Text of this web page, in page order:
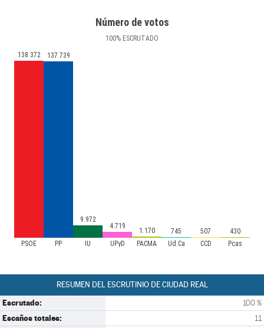
Número de votos
100% ESCRUTADO
PSOE PP IU UPyD PACMA Ud.Ca CCD Pcas
138.372 137.739
9.972
4.719
1.170 745 507 430
RESUMEN DEL ESCRUTINIO DE CIUDAD REAL
Escrutado: 100 %
Escaños totales: 11